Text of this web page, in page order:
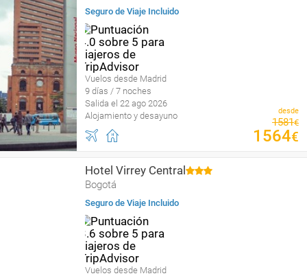
Seguro de Viaje Incluido
Vuelos desde Madrid
9 días / 7 noches
Salida el 22 ago 2026
Alojamiento y desayuno
desde
1581€
1564€
Hotel Virrey Central
Bogotá
Seguro de Viaje Incluido
Vuelos desde Madrid